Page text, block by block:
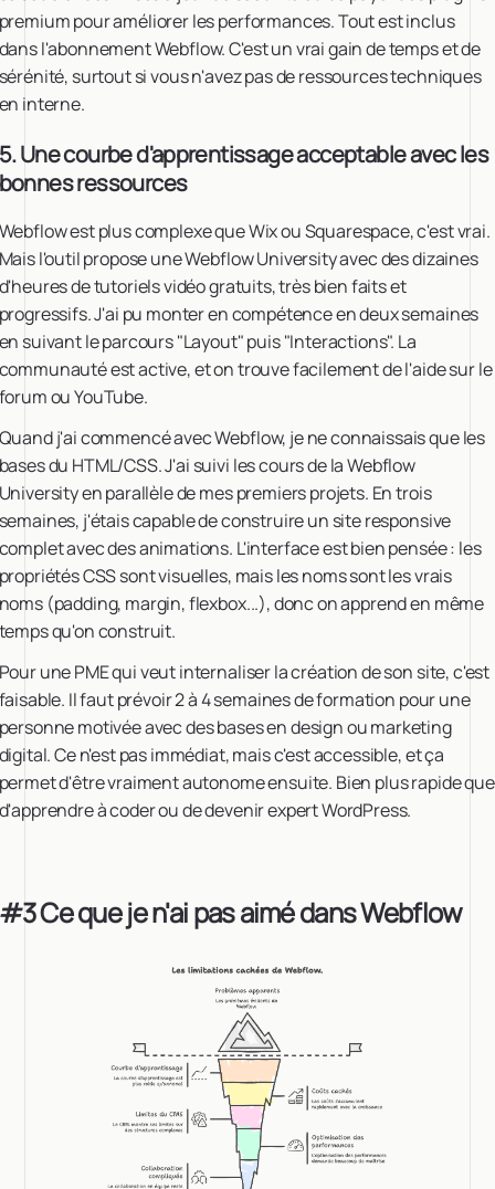
pour améliorer les performances. Tout est inclus
l'abonnement Webflow. C'est un vrai gain de temps et de
surtout si vous n'avez pas de ressources techniques
interne.
Une courbe d'apprentissage acceptable avec les
ressources
est plus complexe que Wix ou Squarespace, c'est vrai.
l'outil propose une Webflow University avec des dizaines
de tutoriels vidéo gratuits, très bien faits et
J'ai pu monter en compétence en deux semaines
suivant le parcours "Layout" puis "Interactions". La
est active, et on trouve facilement de l'aide sur le
ou YouTube.
j'ai commencé avec Webflow, je ne connaissais que les
du HTML/CSS. J'ai suivi les cours de la Webflow
en parallèle de mes premiers projets. En trois
j'étais capable de construire un site responsive
avec des animations. L'interface est bien pensée : les
CSS sont visuelles, mais les noms sont les vrais
(padding, margin, flexbox...), donc on apprend en même
qu'on construit.
une PME qui veut internaliser la création de son site, c'est
Il faut prévoir 2 à 4 semaines de formation pour une
motivée avec des bases en design ou marketing
Ce n'est pas immédiat, mais c'est accessible, et ça
d'être vraiment autonome ensuite. Bien plus rapide que
à coder ou de devenir expert WordPress.
Ce que je n'ai pas aimé dans Webflow